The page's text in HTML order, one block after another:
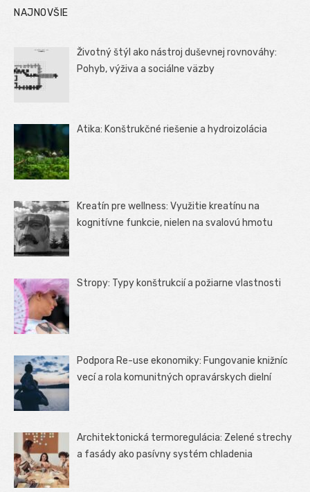
NAJNOVŠIE
Životný štýl ako nástroj duševnej rovnováhy:
Pohyb, výživa a sociálne väzby
Atika: Konštrukčné riešenie a hydroizolácia
Kreatín pre wellness: Využitie kreatínu na
kognitívne funkcie, nielen na svalovú hmotu
Stropy: Typy konštrukcií a požiarne vlastnosti
Podpora Re-use ekonomiky: Fungovanie knižníc
vecí a rola komunitných opravárskych dielní
Architektonická termoregulácia: Zelené strechy
a fasády ako pasívny systém chladenia